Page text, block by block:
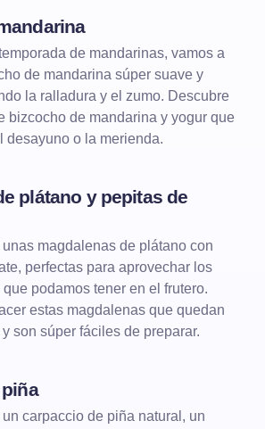
de mandarinas, vamos a
de mandarina súper suave y
la ralladura y el zumo. Descubre
bizcocho de mandarina y yogur que
desayuno o la merienda.
plátano y pepitas de
magdalenas de plátano con
perfectas para aprovechar los
podamos tener en el frutero.
estas magdalenas que quedan
son súper fáciles de preparar.
carpaccio de piña natural, un